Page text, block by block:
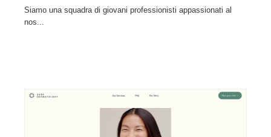
Siamo una squadra di giovani professionisti appassionati al
nos...